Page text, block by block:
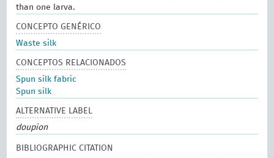
than one larva.
CONCEPTO GENÉRICO
Waste silk
CONCEPTOS RELACIONADOS
Spun silk fabric
Spun silk
ALTERNATIVE LABEL
doupion
BIBLIOGRAPHIC CITATION